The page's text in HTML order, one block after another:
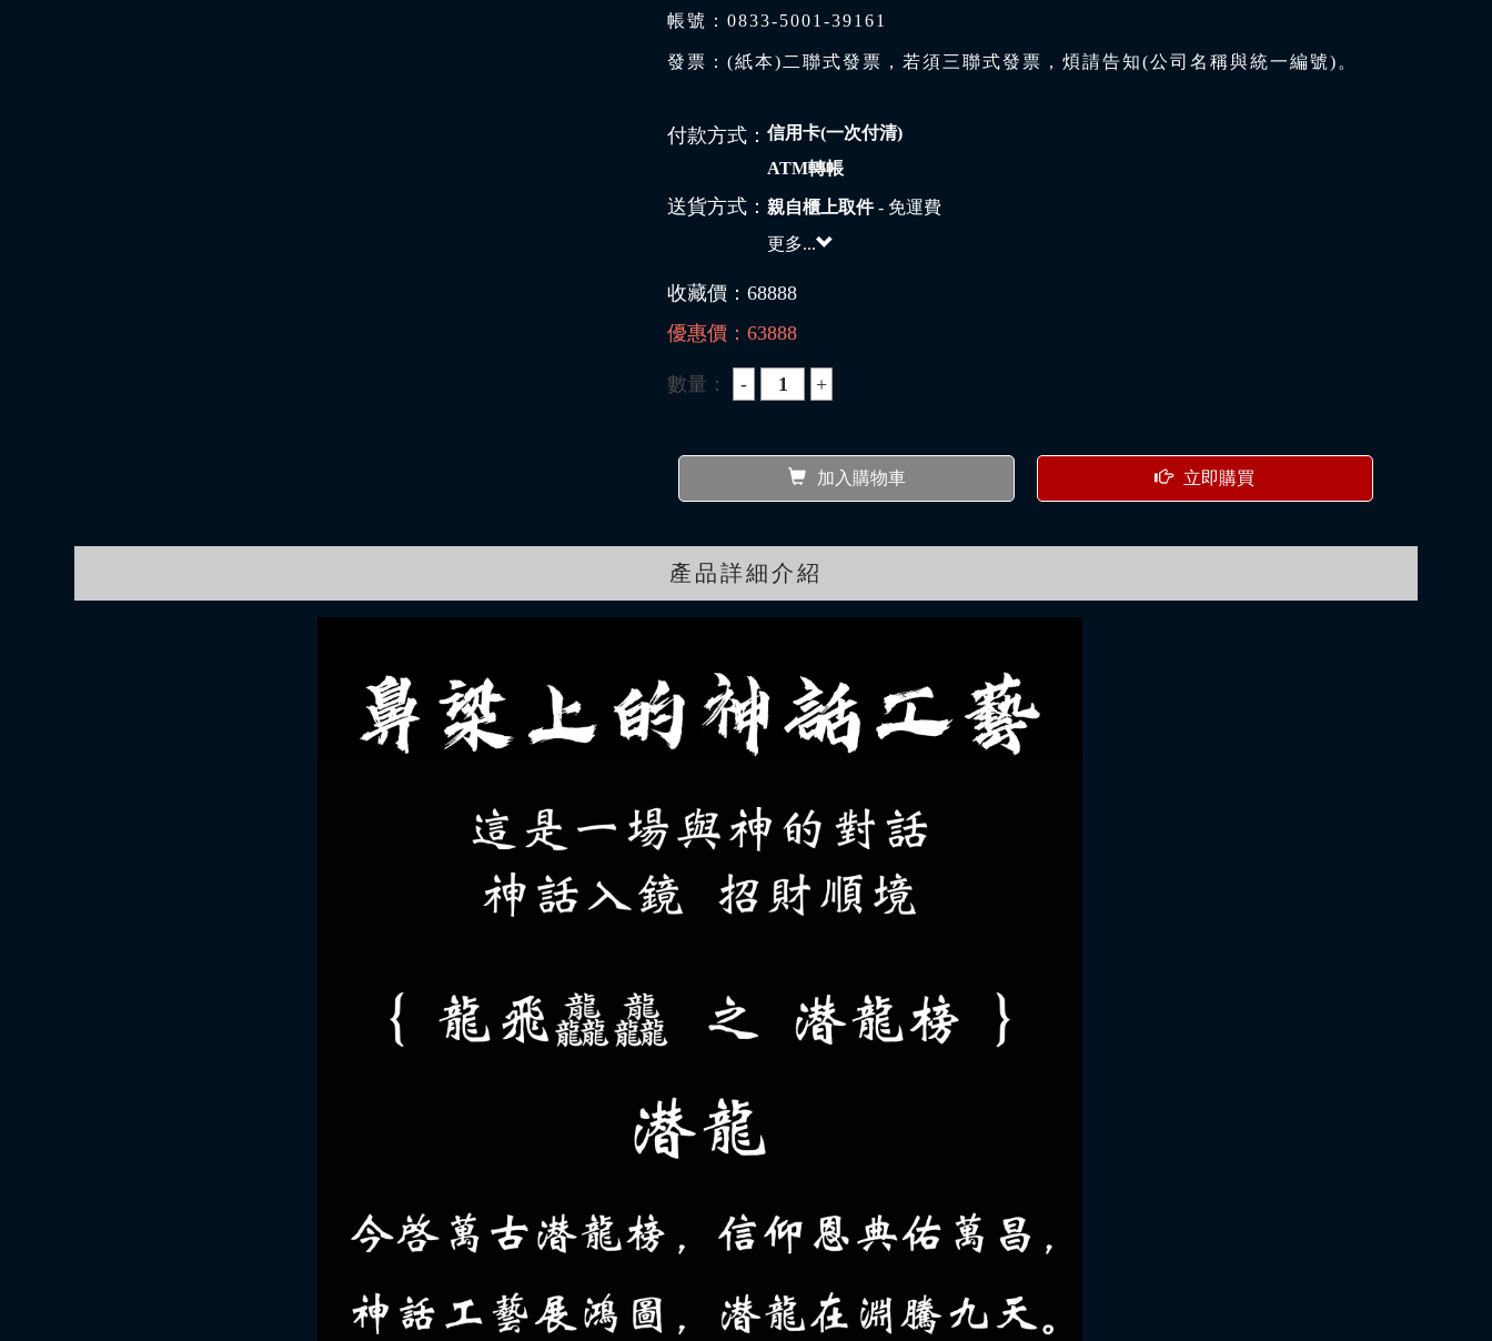
帳號：0833-5001-39161
發票：(紙本)二聯式發票，若須三聯式發票，煩請告知(公司名稱與統一編號)。
付款方式：信用卡(一次付清)
ATM轉帳
送貨方式：親自櫃上取件- 免運費
更多...
收藏價：68888
優惠價：63888
數量：
加入購物車 立即購買
產品詳細介紹